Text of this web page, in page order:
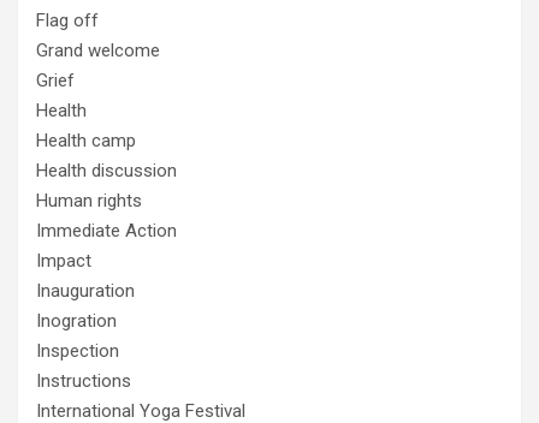
Flag off
Grand welcome
Grief
Health
Health camp
Health discussion
Human rights
Immediate Action
Impact
Inauguration
Inogration
Inspection
Instructions
International Yoga Festival